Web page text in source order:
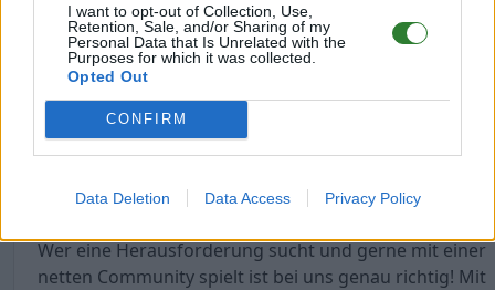
I want to opt-out of Collection, Use,
Retention, Sale, and/or Sharing of my
Personal Data that Is Unrelated with the
Purposes for which it was collected.
Opted Out
CONFIRM
Data Deletion Data Access Privacy Policy
Ihr könnt zwischen allen Maps hin- und herreisen
ohne Einschränkungen!
Hier unsere TS3 Zugangsdaten:
TeamSpeak 3: bha-hq.de
Wer eine Herausforderung sucht und gerne mit einer
netten Community spielt ist bei uns genau richtig! Mit